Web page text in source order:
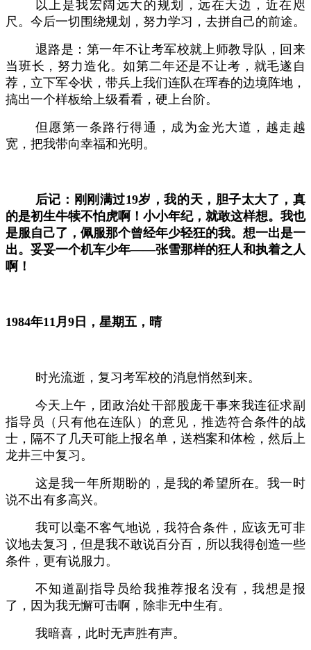
以上是我宏阔远大的规划，远在天边，近在咫
尺。今后一切围绕规划，努力学习，去拼自己的前途。
退路是：第一年不让考军校就上师教导队，回来
当班长，努力造化。如第二年还是不让考，就毛遂自
荐，立下军令状，带兵上我们连队在珲春的边境阵地，
搞出一个样板给上级看看，硬上台阶。
但愿第一条路行得通，成为金光大道，越走越
宽，把我带向幸福和光明。
后记：刚刚满过19岁，我的天，胆子太大了，真
的是初生牛犊不怕虎啊！小小年纪，就敢这样想。我也
是服自己了，佩服那个曾经年少轻狂的我。想一出是一
出。妥妥一个机车少年——张雪那样的狂人和执着之人
啊！
1984年11月 9日，星期五，晴
时光流逝，复习考军校的消息悄然到来。
今天上午，团政治处干部股庞干事来我连征求副
指导员（只有他在连队）的意见，推选符合条件的战
士，隔不了几天可能上报名单，送档案和体检，然后上
龙井三中复习。
这是我一年所期盼的，是我的希望所在。我一时
说不出有多高兴。
我可以毫不客气地说，我符合条件，应该无可非
议地去复习，但是我不敢说百分百，所以我得创造一些
条件，更有说服力。
不知道副指导员给我推荐报名没有，我想是报
了，因为我无懈可击啊，除非无中生有。
我暗喜，此时无声胜有声。